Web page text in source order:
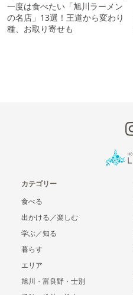
一度は食べたい「旭川ラーメン
の名店」13選！王道から変わり
種、お取り寄せも
カテゴリー
食べる
出かける／楽しむ
学ぶ／知る
暮らす
エリア
旭川・富良野・士別